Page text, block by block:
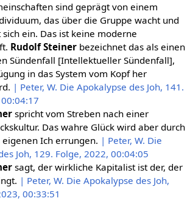
sind geprägt von einem
das über die Gruppe wacht und
sich ein. Das ist keine moderne
Rudolf Steinerbezeichnet das als einen
Sündenfall [Intellektueller Sündenfall],
in das System vom Kopf her
| Peter, W. Die Apokalypse des Joh, 141.
spricht vom Streben nach einer
Das wahre Glück wird aber durch
Ich errungen. | Peter, W. Die
Joh, 129. Folge, 2022, 00:04:05
sagt, der wirkliche Kapitalist ist der, der
| Peter, W. Die Apokalypse des Joh,
00:33:51